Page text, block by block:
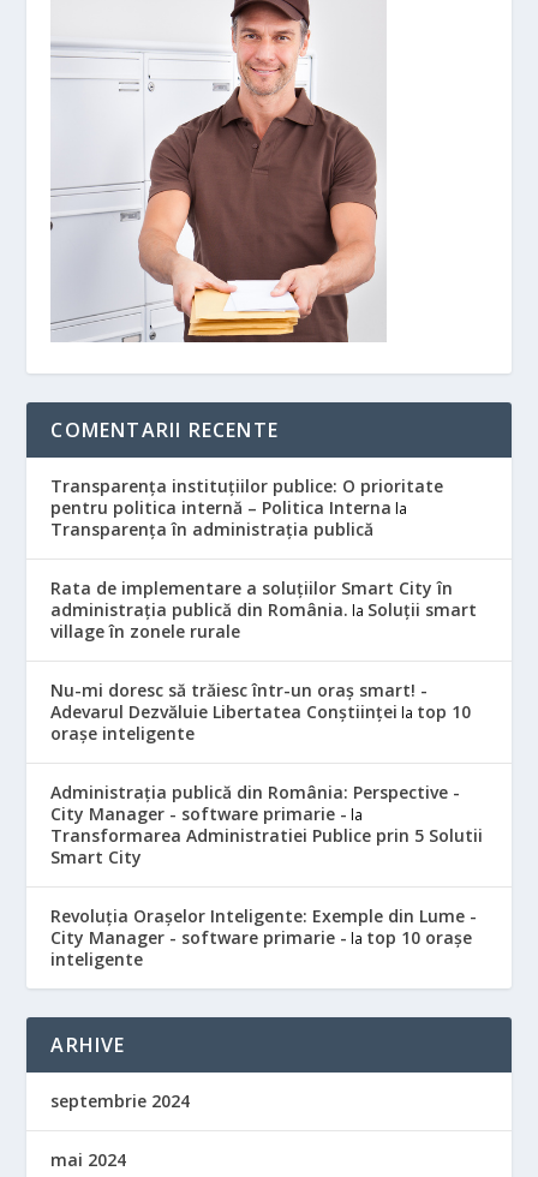
COMENTARII RECENTE
Transparența instituțiilor publice: O prioritate
pentru politica internă – Politica Interna la
Transparența în administrația publică
Rata de implementare a soluțiilor Smart City în
administrația publică din România. la Soluții smart
village în zonele rurale
Nu-mi doresc să trăiesc într-un oraș smart! -
Adevarul Dezvăluie Libertatea Conștiinței la top 10
orașe inteligente
Administrația publică din România: Perspective -
City Manager - software primarie - la
Transformarea Administratiei Publice prin 5 Solutii
Smart City
Revoluția Orașelor Inteligente: Exemple din Lume -
City Manager - software primarie - la top 10 orașe
inteligente
ARHIVE
septembrie 2024
mai 2024